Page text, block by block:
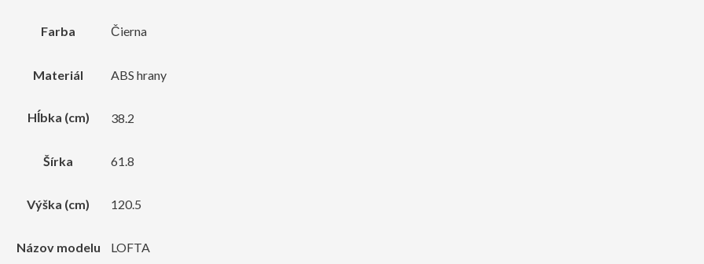
Farba Čierna
Materiál ABS hrany
Hĺbka (cm) 38.2
Šírka 61.8
Výška (cm) 120.5
Názov modelu LOFTA